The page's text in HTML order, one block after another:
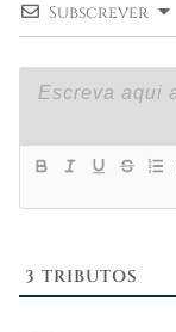
Subscrever
3 TRIBUTOS